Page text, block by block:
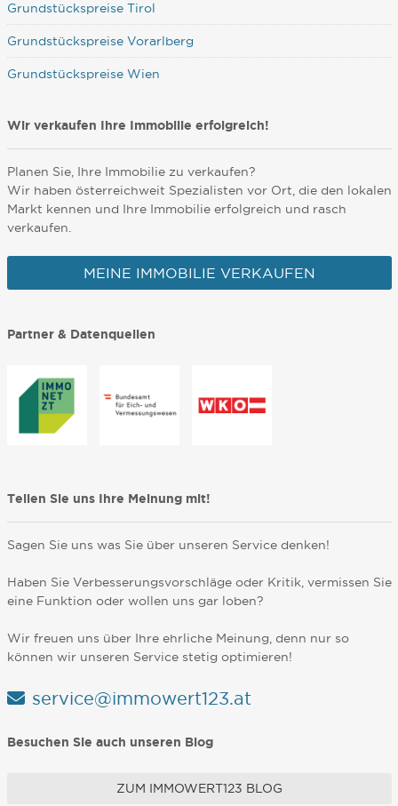
Grundstückspreise Tirol
Grundstückspreise Vorarlberg
Grundstückspreise Wien
Wir verkaufen Ihre Immobilie erfolgreich!
Planen Sie, Ihre Immobilie zu verkaufen?
Wir haben österreichweit Spezialisten vor Ort, die den lokalen
Markt kennen und Ihre Immobilie erfolgreich und rasch
verkaufen.
MEINE IMMOBILIE VERKAUFEN
Partner & Datenquellen
Teilen Sie uns Ihre Meinung mit!
Sagen Sie uns was Sie über unseren Service denken!
Haben Sie Verbesserungsvorschläge oder Kritik, vermissen Sie
eine Funktion oder wollen uns gar loben?
Wir freuen uns über Ihre ehrliche Meinung, denn nur so
können wir unseren Service stetig optimieren!
service@immowert123.at
Besuchen Sie auch unseren Blog
ZUM IMMOWERT123 BLOG